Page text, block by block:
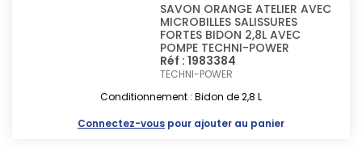
SAVON ORANGE ATELIER AVEC
MICROBILLES SALISSURES
FORTES BIDON 2,8L AVEC
POMPE TECHNI-POWER
Réf : 1983384
TECHNI-POWER
Conditionnement : Bidon de 2,8 L
Connectez-vous pour ajouter au panier